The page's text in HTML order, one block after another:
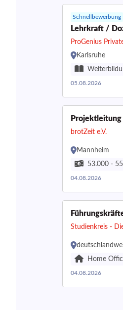
Schnellbewerbung
Lehrkraft /
ProGenius
Karlsruhe
05.08.2026
brotZeit e.V.
Mannheim
53.000 -
04.08.2026
Studienkreis -
Home
04.08.2026